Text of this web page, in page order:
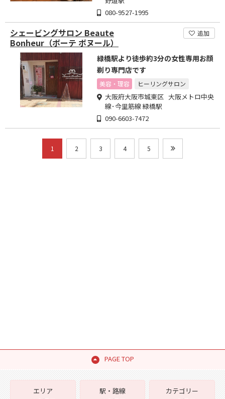
080-9527-1995
シェービングサロン Beaute
Bonheur（ボーテ ボヌール）
追加
緑橋駅より徒歩約3分の女性専用お顔
剃り専門店です
美容・理容 ヒーリングサロン
大阪府大阪市城東区 大阪メトロ中央
線･今里筋線 緑橋駅
090-6603-7472
1 2 3 4 5
PAGE TOP
エリア
駅・路線
カテゴリー